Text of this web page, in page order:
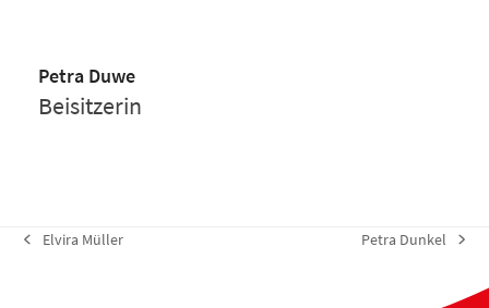
Petra Duwe
Beisitzerin
vorheriger
Elvira Müller
Nächster
Petra Dunkel